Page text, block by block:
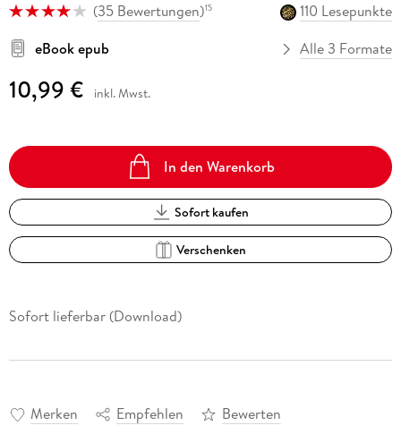
(35 Bewertungen)15
110 Lesepunkte
eBook epub
Alle 3 Formate
10,99 € inkl. Mwst.
In den Warenkorb
Sofort kaufen
Verschenken
Sofort lieferbar (Download)
Merken Empfehlen Bewerten